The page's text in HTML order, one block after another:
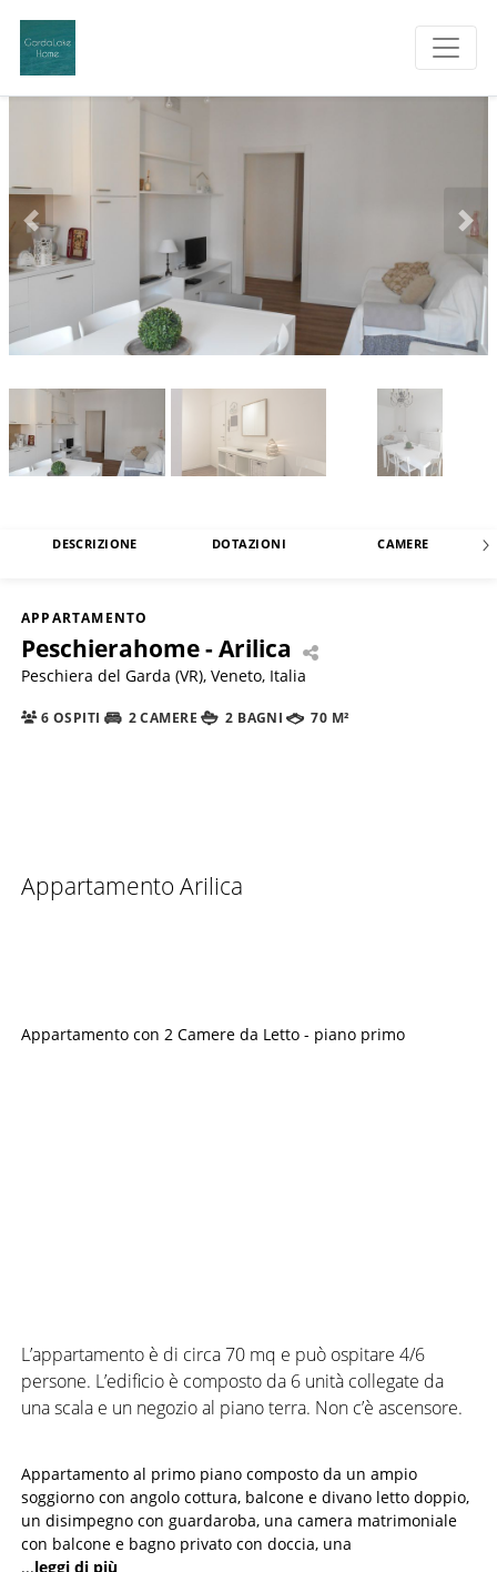
DESCRIZIONE DOTAZIONI CAMERE
APPARTAMENTO
Peschierahome - Arilica
Peschiera del Garda (VR), Veneto, Italia
6 OSPITI 2 CAMERE 2 BAGNI 70 M²
Appartamento Arilica
Appartamento con 2 Camere da Letto - piano primo
L’appartamento è di circa 70 mq e può ospitare 4/6
persone. L’edificio è composto da 6 unità collegate da
una scala e un negozio al piano terra. Non c’è ascensore.
Appartamento al primo piano composto da un ampio
soggiorno con angolo cottura, balcone e divano letto doppio,
un disimpegno con guardaroba, una camera matrimoniale
con balcone e bagno privato con doccia, una
...leggi di più